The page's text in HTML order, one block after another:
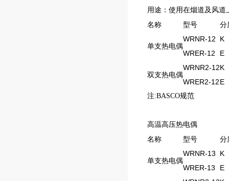
用途：使用在烟道及风道
名称 型号 分
单支热电偶
WRNR-12
K
WRER-12
E
双支热电偶
WRNR2-12K
WRER2-12E
注:BASCO规范
高温高压热电偶
名称 型号 分
单支热电偶
WRNR-13
K
WRER-13
E